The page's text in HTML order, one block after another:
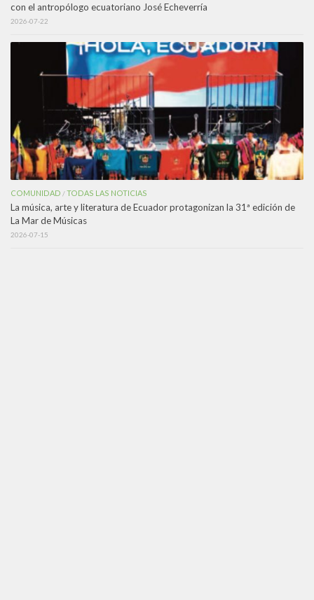
con el antropólogo ecuatoriano José Echeverría
2026-07-22
COMUNIDAD /TODAS LAS NOTICIAS
La música, arte y literatura de Ecuador protagonizan la 31ª edición de
La Mar de Músicas
2026-07-15